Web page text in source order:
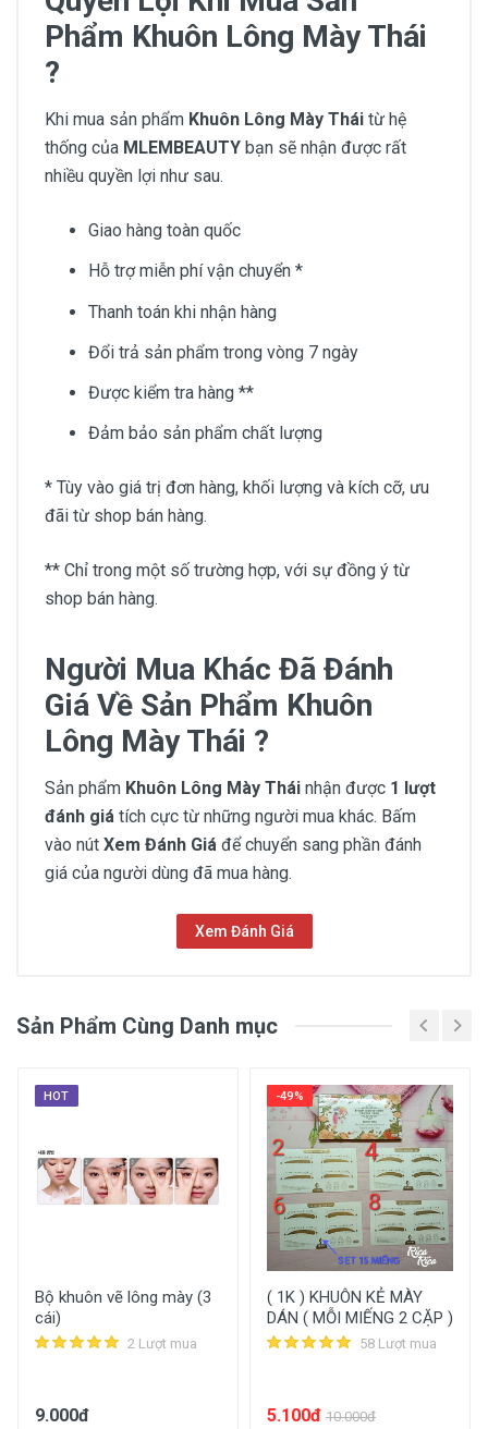
Phẩm Khuôn Lông Mày Thái
?
Khi mua sản phẩm Khuôn Lông Mày Thái từ hệ
thống của MLEMBEAUTY bạn sẽ nhận được rất
nhiều quyền lợi như sau.
Giao hàng toàn quốc
Hỗ trợ miễn phí vận chuyển *
Thanh toán khi nhận hàng
Đổi trả sản phẩm trong vòng 7 ngày
Được kiểm tra hàng **
Đảm bảo sản phẩm chất lượng
* Tùy vào giá trị đơn hàng, khối lượng và kích cỡ, ưu
đãi từ shop bán hàng.
** Chỉ trong một số trường hợp, với sự đồng ý từ
shop bán hàng.
Người Mua Khác Đã Đánh
Giá Về Sản Phẩm Khuôn
Lông Mày Thái ?
Sản phẩm Khuôn Lông Mày Thái nhận được 1 lượt
đánh giá tích cực từ những người mua khác. Bấm
vào nút Xem Đánh Giá để chuyển sang phần đánh
giá của người dùng đã mua hàng.
Xem Đánh Giá
Thông Tin Chung
No Brand
Xem Chi Tiết Thông Tin Sản Phẩm
Sản Phẩm Cùng Danh mục
HOT
Bộ khuôn vẽ lông mày (3
cái)
2 Lượt mua
9.000đ
-49%
( 1K ) KHUÔN KẺ MÀY
DÁN ( MỖI MIẾNG 2 CẶP )
58 Lượt mua
5.100đ 10.000đ